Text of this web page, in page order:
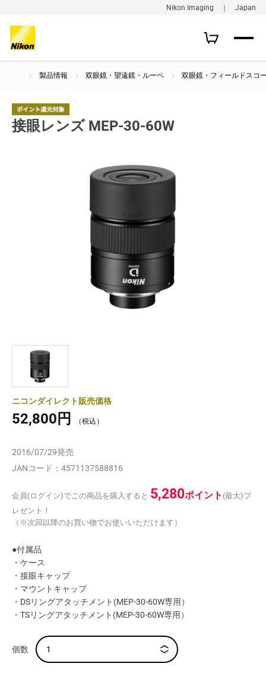
Nikon Imaging ｜ Japan
製品情報 双眼鏡・望遠鏡・ルーペ 双眼鏡・フィールドスコ
接眼レンズ MEP-30-60W
ニコンダイレクト販売価格
52,800円
2016/07/29発売
JANコード： 4571137588816
会員(ログイン)でこの商品を購入すると 5,280ポイント (最大)プ
レゼント！
（※次回以降のお買い物でお使いいただけます）
●付属品
・ケース
・接眼キャップ
・マウントキャップ
・DSリングアタッチメント(MEP-30-60W専用）
・TSリングアタッチメント(MEP-30-60W専用）